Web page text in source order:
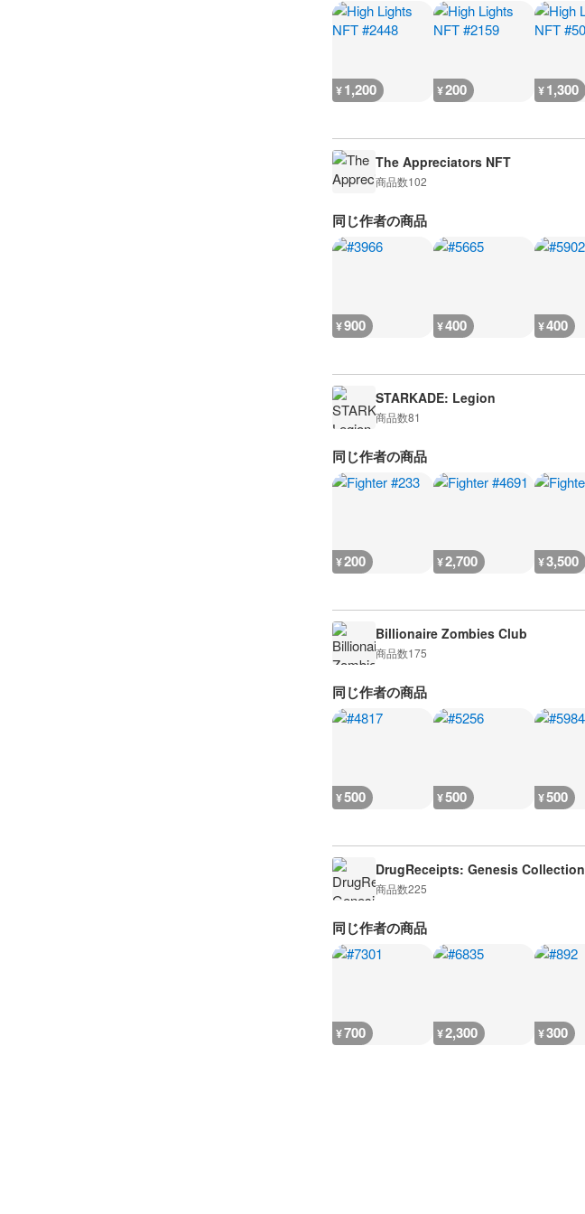
¥1,200 ¥200 ¥1,300
The Appreciators NFT
商品数102
同じ作者の商品
¥900 ¥400 ¥400
STARKADE: Legion
商品数81
同じ作者の商品
¥200 ¥2,700 ¥3,500
Billionaire Zombies Club
商品数175
同じ作者の商品
¥500 ¥500 ¥500
DrugReceipts: Genesis Collection
商品数225
同じ作者の商品
¥700 ¥2,300 ¥300